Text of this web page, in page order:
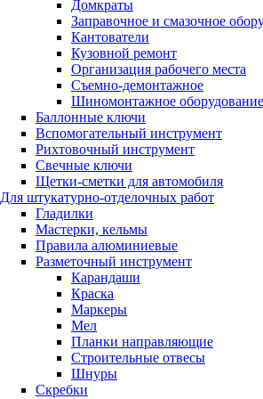
Домкраты
Заправочное и смазочное
Кантователи
Кузовной ремонт
Организация рабочего места
Съемно-демонтажное
Шиномонтажное оборудование
Баллонные ключи
Вспомогательный инструмент
Рихтовочный инструмент
Свечные ключи
Щетки-сметки для автомобиля
Для штукатурно-отделочных работ
Гладилки
Мастерки, кельмы
Правила алюминиевые
Разметочный инструмент
Карандаши
Краска
Маркеры
Мел
Планки направляющие
Строительные отвесы
Шнуры
Скребки